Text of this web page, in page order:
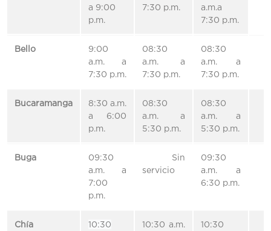
a 9:00
p.m.
7:30 p.m.
a.m.a
7:30 p.m.
Bello
9:00
a.m. a
7:30 p.m.
08:30
a.m. a
7:30 p.m.
08:30
a.m. a
7:30 p.m.
Bucaramanga
8:30 a.m.
a 6:00
p.m.
08:30
a.m. a
5:30 p.m.
08:30
a.m. a
5:30 p.m.
Buga
09:30
a.m. a
7:00
p.m.
Sin
servicio
09:30
a.m. a
6:30 p.m.
Chía
10:30
10:30 a.m.
10:30